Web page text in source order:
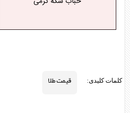
کلمات کلیدی: قیمت طلا